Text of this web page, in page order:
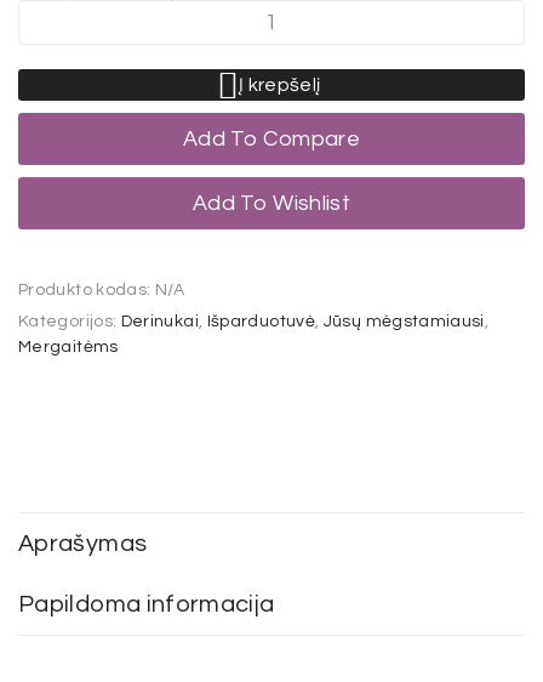
Į krepšelį
Add To Compare
Add To Wishlist
Produkto kodas: N/A
Kategorijos: Derinukai, Išparduotuvė, Jūsų mėgstamiausi ,
Mergaitėms
Aprašymas
Papildoma informacija